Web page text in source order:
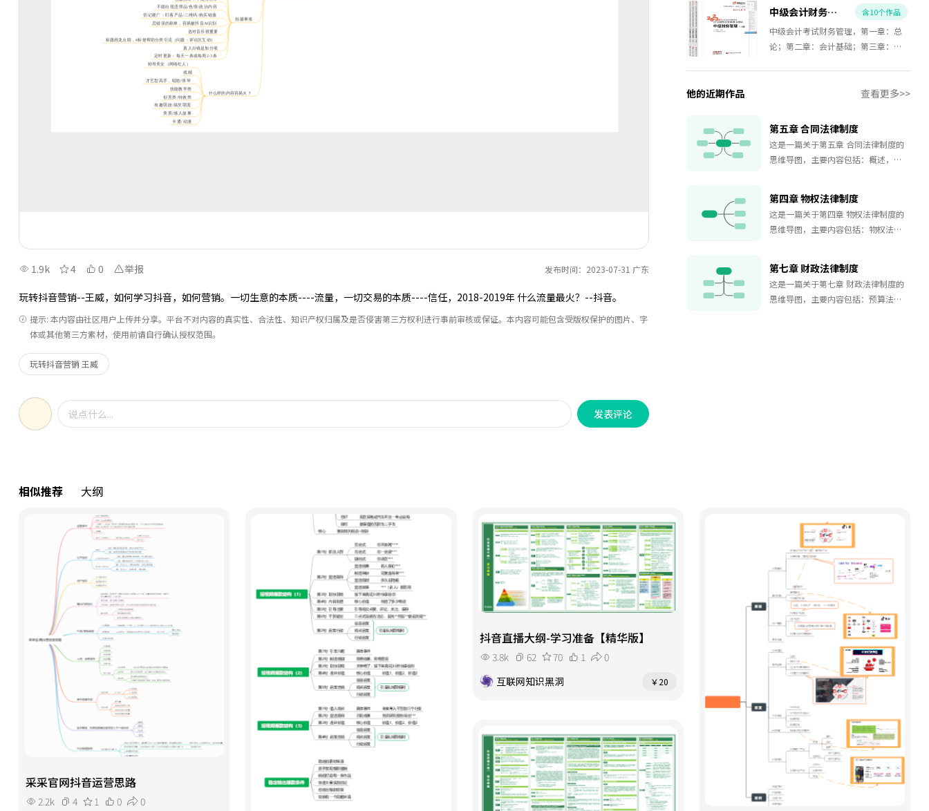
1.9k 4 0 举报 发布时间：2023-07-31 广东
玩转抖音营销--王威，如何学习抖音，如何营销。一切生意的本质----流量，一切交易的本质----信任，2018-2019年 什么流量最火？--抖音。
提示: 本内容由社区用户上传并分享。平台不对内容的真实性、合法性、知识产权归属及是否侵害第三方权利进行事前审核或保证。本内容可能包含受版权保护的图片、字
体或其他第三方素材，使用前请自行确认授权范围。
玩转抖音营销 王威
发表评论
四章：绩效管理；第五章：薪酬管
理；第六章：劳动关系管理。一共六
个章节，每个章节一张思维导图，重
点、难点、记忆点一张图全概况，考
中级会计财务管理作品集 含10个作品
中级会计考试财务管理，第一章：总
论；第二章：会计基础；第三章：预
金管理；第八章：成本管理；第九
分析与评价。一共10个思维导图，每
章节一个思维导图，每章节知识点划
重点，考试通关必备。
他的近期作品 查看更多>>
第五章 合同法律制度
这是一篇关于第五章 合同法律制度的
思维导图，主要内容包括：概述，订
第四章 物权法律制度
这是一篇关于第四章 物权法律制度的
思维导图，主要内容包括：物权法通
第七章 财政法律制度
这是一篇关于第七章 财政法律制度的
思维导图，主要内容包括：预算法律
相似推荐 大纲
采采官网抖音运营思路
2.2k 4 1 0
0
抖音直播大纲-学习准备【精华版】
3.8k 62 70 1
0
互联网知识黑洞
￥20